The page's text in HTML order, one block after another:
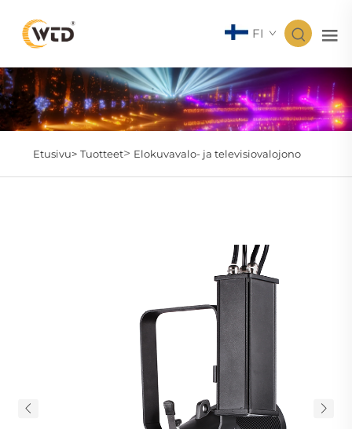
FI
Etusivu> Tuotteet> Elokuvavalo- ja televisiovalojono